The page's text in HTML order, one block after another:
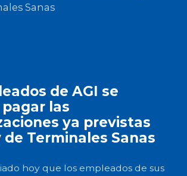
Sanas
de AGI se
las
ya previstas
de Terminales Sanas
hoy que los empleados de sus